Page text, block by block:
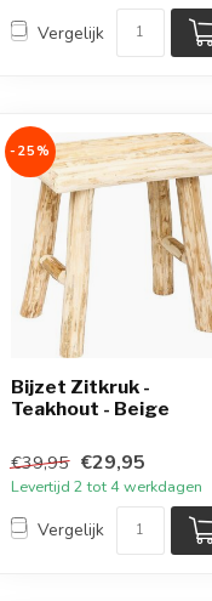
Vergelijk
-25%
Bijzet Zitkruk -
Teakhout - Beige
€39,95 €29,95
Levertijd 2 tot 4 werkdagen
Vergelijk